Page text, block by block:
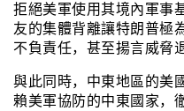
拒絕美軍使用其境內軍事
友的集體背離讓特朗普極
不負責任，甚至揚言威脅
與此同時，中東地區的美
賴美軍協防的中東國家，